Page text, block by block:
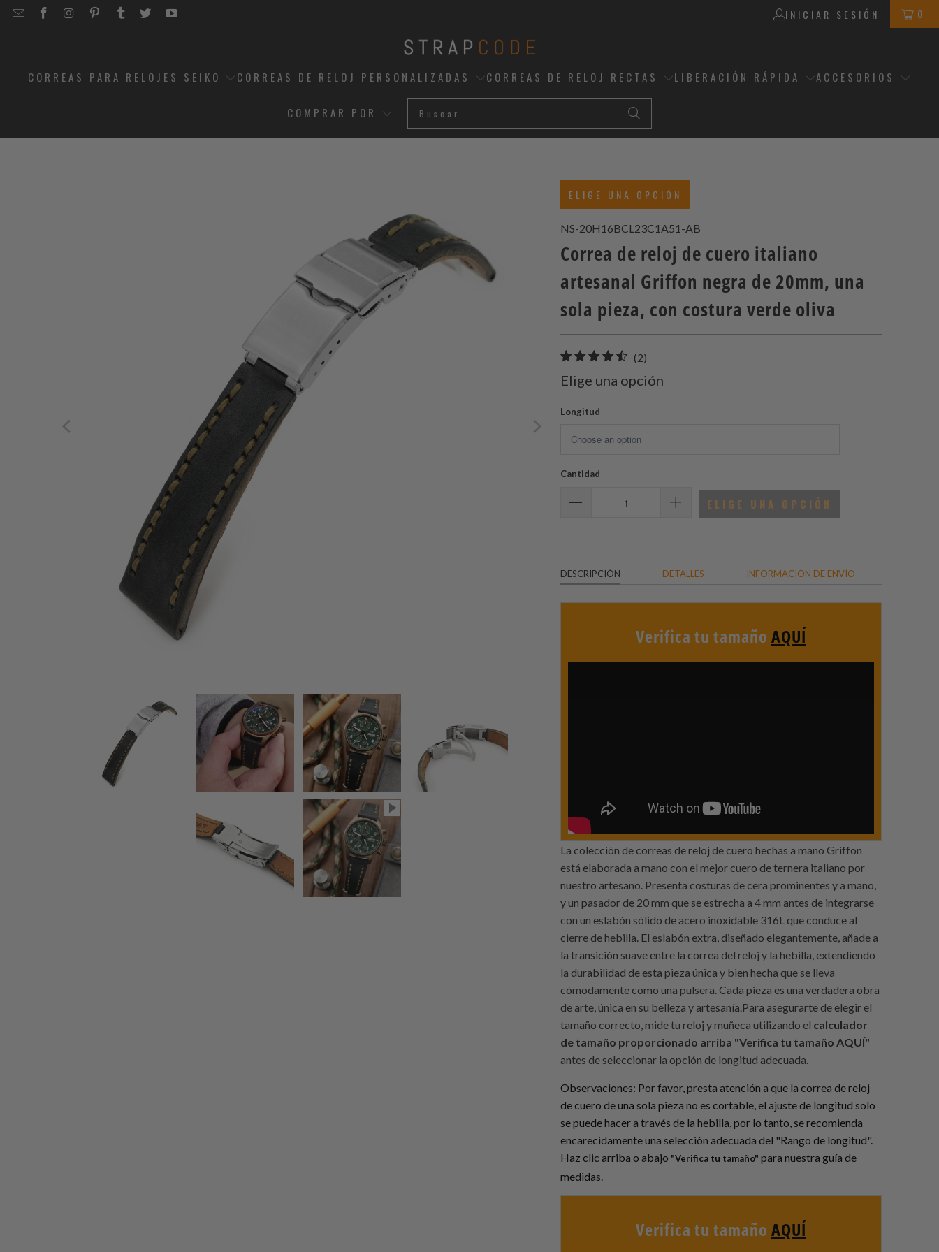
EMAILSTRAPCODE
STRAPCODE
STRAPCODE
STRAPCODE
STRAPCODE
STRAPCODE
INICIAR SESIÓN 0
CORREAS PARA RELOJES SEIKO CORREAS DE RELOJ PERSONALIZADAS CORREAS DE RELOJ RECTAS LIBERACIÓN RÁPIDA ACCESORIOS
COMPRAR POR
ELIGE UNA OPCIÓN
NS-20H16BCL23C1A51-AB
Correa de reloj de cuero italiano
artesanal Griffon negra de 20mm, una
sola pieza, con costura verde oliva
(2)
total
Elige una opción
Longitud
Cantidad
ELIGE UNA OPCIÓN
DESCRIPCIÓN DETALLES INFORMACIÓN DE ENVÍO
Verifica tu tamaño AQUÍ
La colección de correas de reloj de cuero hechas a mano Griffon
está elaborada a mano con el mejor cuero de ternera italiano por
nuestro artesano. Presenta costuras de cera prominentes y a mano,
y un pasador de 20 mm que se estrecha a 4 mm antes de integrarse
con un eslabón sólido de acero inoxidable 316L que conduce al
cierre de hebilla. El eslabón extra, diseñado elegantemente, añade a
la transición suave entre la correa del reloj y la hebilla, extendiendo
la durabilidad de esta pieza única y bien hecha que se lleva
cómodamente como una pulsera. Cada pieza es una verdadera obra
de arte, única en su belleza y artesanía.Para asegurarte de elegir el
tamaño correcto, mide tu reloj y muñeca utilizando el calculador
de tamaño proporcionado arriba "Verifica tu tamaño AQUÍ"
antes de seleccionar la opción de longitud adecuada.
Observaciones: Por favor, presta atención a que la correa de reloj
de cuero de una sola pieza no es cortable, el ajuste de longitud solo
se puede hacer a través de la hebilla, por lo tanto, se recomienda
encarecidamente una selección adecuada del "Rango de longitud".
Haz clic arriba o abajo "Verifica tu tamaño" para nuestra guía de
medidas.
Verifica tu tamaño AQUÍ